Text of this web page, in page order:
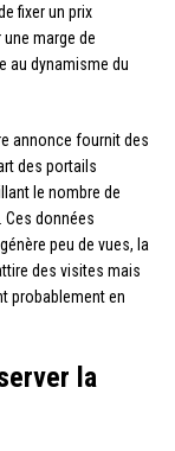
fixer un prix
marge de
au dynamisme du
annonce fournit des
des portails
le nombre de
données
peu de vues, la
des visites mais
probablement en
la